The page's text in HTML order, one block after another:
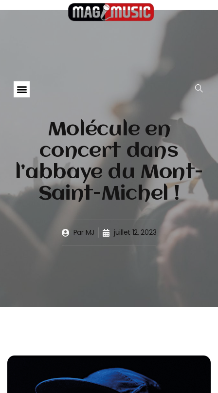
Molécule en
concert dans
l’abbaye du Mont-
Saint-Michel !
ParMJ juillet 12, 2023